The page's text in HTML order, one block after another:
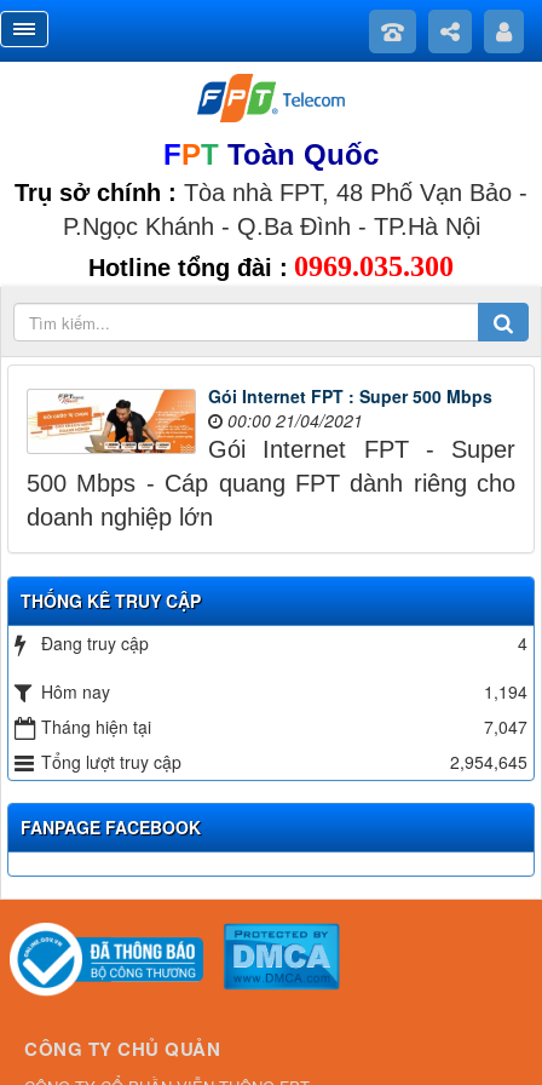
FPT Toàn Quốc
Trụ sở chính : Tòa nhà FPT, 48 Phố Vạn Bảo -
P.Ngọc Khánh - Q.Ba Đình - TP.Hà Nội
Hotline tổng đài : 0969.035.300
Gói Internet FPT : Super 500 Mbps
00:00 21/04/2021
Gói Internet FPT - Super
500 Mbps - Cáp quang FPT dành riêng cho
doanh nghiệp lớn
THỐNG KÊ TRUY CẬP
Đang truy cập
4
Hôm nay
1,194
Tháng hiện tại
7,047
Tổng lượt truy cập
2,954,645
FANPAGE FACEBOOK
CÔNG TY CHỦ QUẢN